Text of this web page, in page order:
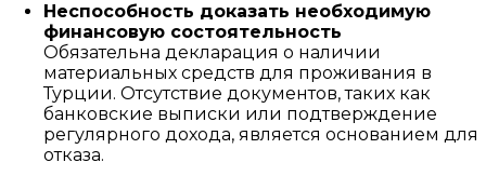
Неспособность доказать необходимую
финансовую состоятельность
Обязательна декларация о наличии
материальных средств для проживания в
Турции. Отсутствие документов, таких как
банковские выписки или подтверждение
регулярного дохода, является основанием для
отказа.